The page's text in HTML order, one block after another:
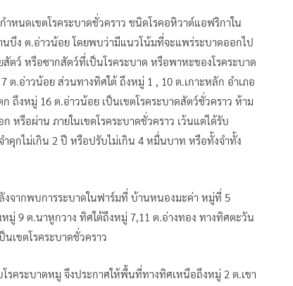
หนดเขตโรคระบาดชั่วคราว ชนิดโรคอหิวาต์แอฟริกาใน
บึง ต.อ่าวน้อย โดยพบว่ามีแนวโน้มที่จะแพร่ระบาดออกไป
ตว์ หรือซากสัตว์ที่เป็นโรคระบาด หรือพาหะของโรคระบาด
.อ่าวน้อย ส่วนทางทิศใต้ ถึงหมู่ 1 , 10 ต.เกาะหลัก อำเภอ
ถึงหมู่ 16 ต.อ่าวน้อย เป็นเขตโรคระบาดสัตว์ชั่วคราว ห้าม
หรือผ่าน ภายในเขตโรคระบาดชั่วคราว เว้นแต่ได้รับ
กไม่เกิน 2 ปี หรือปรับไม่เกิน 4 หมื่นบาท หรือทั้งจำทั้ง
จากพบการระบาดในฟาร์มที่ บ้านหนองมะค่า หมู่ที่ 5
9 ต.นาหูกวาง ทิศใต้ถึงหมู่ 7,11 ต.อ่างทอง ทางทิศตะวัน
เขตโรคระบาดชั่วคราว
คระบาดหมู จึงประกาศให้พื้นที่ทางทิศเหนือถึงหมู่ 2 ต.เขา